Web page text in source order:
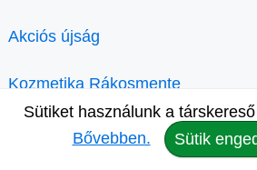
Akciós újság
Kozmetika Rákosmente
Sütiket használunk a
Bővebben.
Sütik